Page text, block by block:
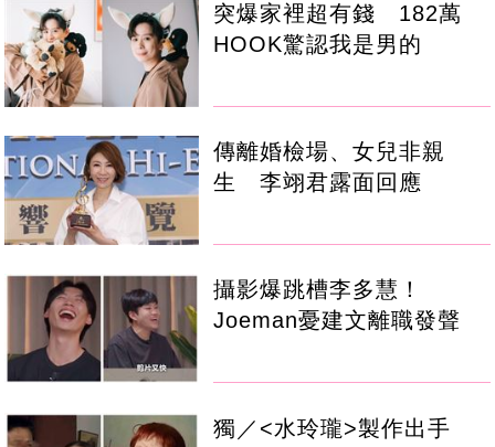
突爆家裡超有錢 182萬
HOOK驚認我是男的
傳離婚檢場、女兒非親
生 李翊君露面回應
攝影爆跳槽李多慧！
Joeman憂建文離職發聲
獨／<水玲瓏>製作出手